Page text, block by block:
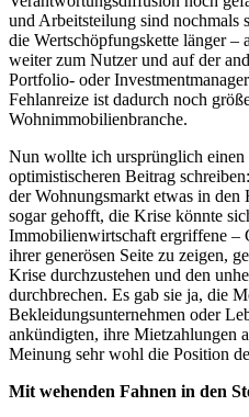
und Arbeitsteilung sind nochmals
die Wertschöpfungskette länger –
weiter zum Nutzer und auf der
Portfolio- oder
Fehlanreize ist dadurch noch
Wohnimmobilienbranche.
Nun wollte ich ursprünglich einen
optimistischeren Beitrag
der Wohnungsmarkt etwas in
sogar gehofft, die Krise könnte
Immobilienwirtschaft ergriffene –
ihrer generösen Seite zu zeigen,
Krise durchzustehen und den
durchbrechen. Es gab sie ja, die
Bekleidungsunternehmen oder
ankündigten, ihre Mietzahlungen
Meinung sehr wohl die Position
Mit wehenden Fahnen in den